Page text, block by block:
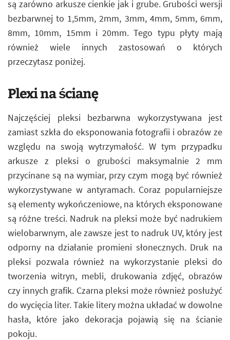
są zarówno arkusze cienkie jak i grube. Grubości wersji
bezbarwnej to 1,5mm, 2mm, 3mm, 4mm, 5mm, 6mm,
8mm, 10mm, 15mm i 20mm. Tego typu płyty mają
również wiele innych zastosowań o których
przeczytasz poniżej.
Plexi na ścianę
Najczęściej pleksi bezbarwna wykorzystywana jest
zamiast szkła do eksponowania fotografii i obrazów ze
względu na swoją wytrzymałość. W tym przypadku
arkusze z pleksi o grubości maksymalnie 2 mm
przycinane są na wymiar, przy czym mogą być również
wykorzystywane w antyramach. Coraz popularniejsze
są elementy wykończeniowe, na których eksponowane
są różne treści. Nadruk na pleksi może być nadrukiem
wielobarwnym, ale zawsze jest to nadruk UV, który jest
odporny na działanie promieni słonecznych. Druk na
pleksi pozwala również na wykorzystanie pleksi do
tworzenia witryn, mebli, drukowania zdjęć, obrazów
czy innych grafik. Czarna pleksi może również posłużyć
do wycięcia liter. Takie litery można układać w dowolne
hasła, które jako dekoracja pojawią się na ścianie
pokoju.